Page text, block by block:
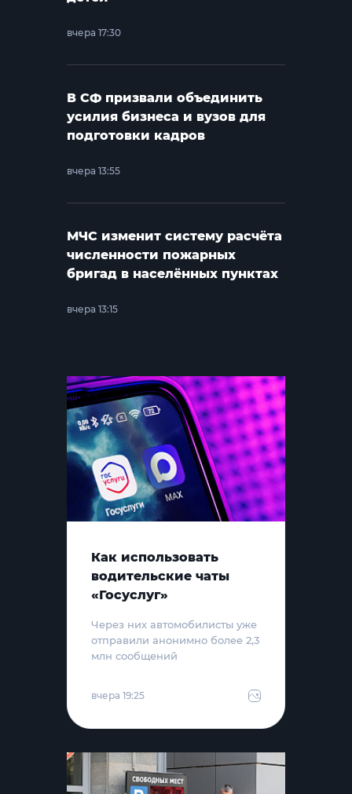
вчера 17:30
В СФ призвали объединить
усилия бизнеса и вузов для
подготовки кадров
вчера 13:55
МЧС изменит систему расчёта
численности пожарных
бригад в населённых пунктах
вчера 13:15
Как использовать
водительские чаты
«Госуслуг»
Через них автомобилисты уже
отправили анонимно более 2,3
млн сообщений
вчера 19:25